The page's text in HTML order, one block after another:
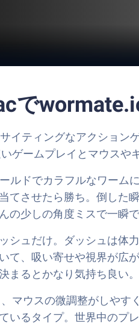
で
イティングなアクショ
ゲームプレイとマウスや
ルドでカラフルなワーム
てさせたら勝ち。倒した
の少しの角度ミスで一瞬
シュだけ。ダッシュは体
て、吸い寄せや視界が広
まるとかなり気持ち良い
マウスの微調整がしや
いるタイプ。世界中のプ